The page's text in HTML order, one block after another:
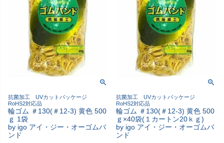
抗菌加工 UVカットパッケージ
RoHS2対応品
輪ゴム ＃130(＃12-3) 黄色 500
ｇ 1袋
by igo アイ・ジー・オーゴムバ
ンド
抗菌加工 UVカットパッケージ
RoHS2対応品
輪ゴム ＃130(＃12-3) 黄色 500
ｇ×40袋(１カートン20ｋｇ)
by igo アイ・ジー・オーゴムバ
ンド